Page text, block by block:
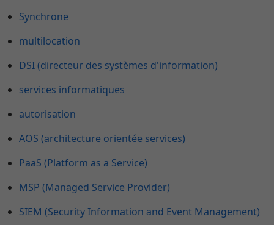
Synchrone
multilocation
DSI (directeur des systèmes d'information)
services informatiques
autorisation
AOS (architecture orientée services)
PaaS (Platform as a Service)
MSP (Managed Service Provider)
SIEM (Security Information and Event Management)